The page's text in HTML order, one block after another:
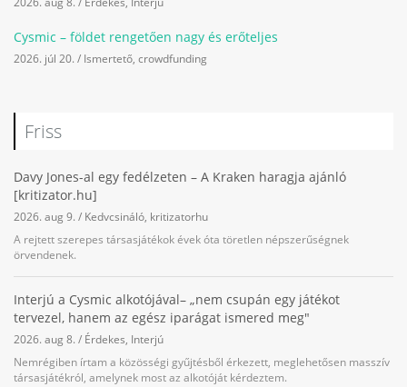
Cysmic – földet rengetően nagy és erőteljes
2026. júl 20. / Ismertető, crowdfunding
Friss
Davy Jones-al egy fedélzeten – A Kraken haragja ajánló
[kritizator.hu]
2026. aug 9. / Kedvcsináló, kritizatorhu
A rejtett szerepes társasjátékok évek óta töretlen népszerűségnek
örvendenek.
Interjú a Cysmic alkotójával– „nem csupán egy játékot
tervezel, hanem az egész iparágat ismered meg"
2026. aug 8. / Érdekes, Interjú
Nemrégiben írtam a közösségi gyűjtésből érkezett, meglehetősen masszív
társasjátékról, amelynek most az alkotóját kérdeztem.